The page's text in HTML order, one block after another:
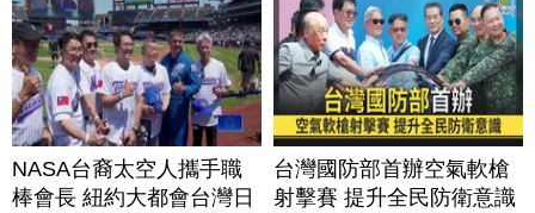
NASA台裔太空人攜手職
棒會長 紐約大都會台灣日
台灣國防部首辦空氣軟槍
射擊賽 提升全民防衛意識